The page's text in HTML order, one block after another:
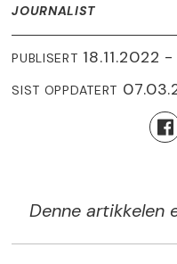
JOURNALIST
PUBLISERT 18.11.2022
SIST OPPDATERT
Denne artikkelen